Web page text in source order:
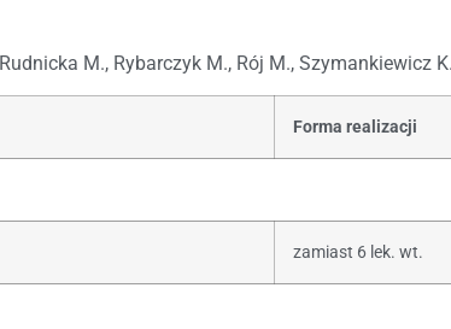
M., Rybarczyk M., Rój M., Szymankiewicz
Forma realizacji
zamiast 6 lek. wt.